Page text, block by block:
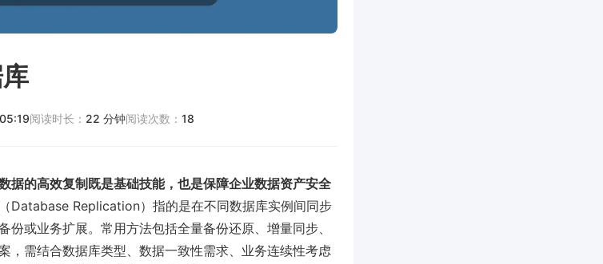
阅读时长： 22 分钟阅读次数： 18
据的高效复制既是基础技能，也是保障企业数据资产安全
Database Replication）指的是在不同数据库实例间同步
份或业务扩展。常用方法包括全量备份还原、增量同步、
，需结合数据库类型、数据一致性需求、业务连续性考虑